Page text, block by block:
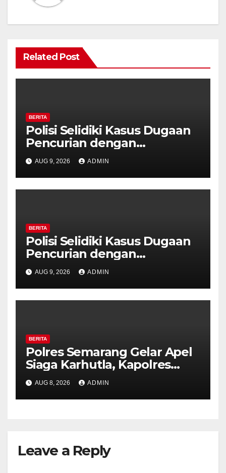
Related Post
BERITA
Polisi Selidiki Kasus Dugaan
Pencurian dengan
Kekerasan di Counter HP
Royal Phone Ambarawa.
AUG 9, 2026 ADMIN
BERITA
Polisi Selidiki Kasus Dugaan
Pencurian dengan
Kekerasan di Counter HP
Royal Phone Ambarawa.
AUG 9, 2026 ADMIN
BERITA
Polres Semarang Gelar Apel
Siaga Karhutla, Kapolres
Tekankan Sinergi dan
Kesiapsiagaan Hadapi Musim
Kemarau.
AUG 8, 2026 ADMIN
Leave a Reply